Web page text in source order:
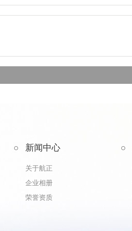
新闻中心
关于航正
企业相册
荣誉资质